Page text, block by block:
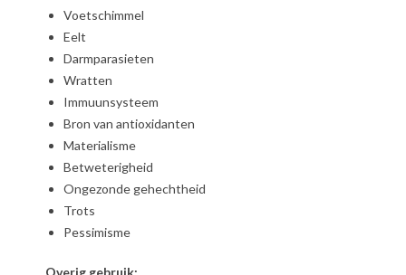
Voetschimmel
Eelt
Darmparasieten
Wratten
Immuunsysteem
Bron van antioxidanten
Materialisme
Betweterigheid
Ongezonde gehechtheid
Trots
Pessimisme
Overig gebruik: